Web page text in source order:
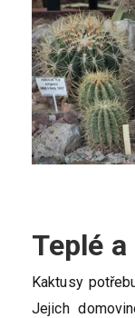
Teplé
Kaktusy
Jejich